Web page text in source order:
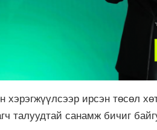
ирсэн төсөл
талуудтай санамж бичиг